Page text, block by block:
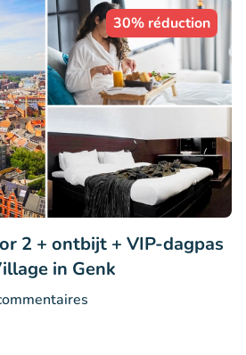
30% réduction
2 + ontbijt + VIP-dagpas
in Genk